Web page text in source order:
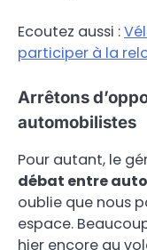
Ecoutez aussi :
participer à la
Arrêtons
automobilistes
Pour autant, le
débat entre
oublie que nous
espace.
hier encore au